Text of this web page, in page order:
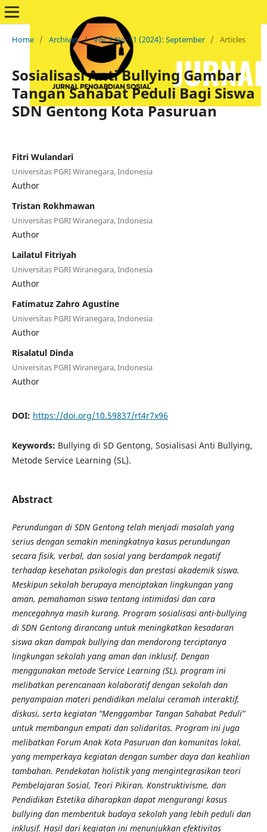
Home / Archives / Vol. 1 No. 11 (2024): September / Articles
Sosialisasi Anti Bullying Gambar
Tangan Sahabat Peduli Bagi Siswa
SDN Gentong Kota Pasuruan
Fitri Wulandari
Universitas PGRI Wiranegara, Indonesia
Author
Tristan Rokhmawan
Universitas PGRI Wiranegara, Indonesia
Author
Lailatul Fitriyah
Universitas PGRI Wiranegara, Indonesia
Author
Fatimatuz Zahro Agustine
Universitas PGRI Wiranegara, Indonesia
Author
Risalatul Dinda
Universitas PGRI Wiranegara, Indonesia
Author
DOI: https://doi.org/10.59837/rt4r7x96
Keywords: Bullying di SD Gentong, Sosialisasi Anti Bullying,
Metode Service Learning (SL).
Abstract
Perundungan di SDN Gentong telah menjadi masalah yang
serius dengan semakin meningkatnya kasus perundungan
secara fisik, verbal, dan sosial yang berdampak negatif
terhadap kesehatan psikologis dan prestasi akademik siswa.
Meskipun sekolah berupaya menciptakan lingkungan yang
aman, pemahaman siswa tentang intimidasi dan cara
mencegahnya masih kurang. Program sosialisasi anti-bullying
di SDN Gentong dirancang untuk meningkatkan kesadaran
siswa akan dampak bullying dan mendorong terciptanya
lingkungan sekolah yang aman dan inklusif. Dengan
menggunakan metode Service Learning (SL), program ini
melibatkan perencanaan kolaboratif dengan sekolah dan
penyampaian materi pendidikan melalui ceramah interaktif,
diskusi, serta kegiatan “Menggambar Tangan Sahabat Peduli”
untuk membangun empati dan solidaritas. Program ini juga
melibatkan Forum Anak Kota Pasuruan dan komunitas lokal,
yang memperkaya kegiatan dengan sumber daya dan keahlian
tambahan. Pendekatan holistik yang mengintegrasikan teori
Pembelajaran Sosial, Teori Pikiran, Konstruktivisme, dan
Pendidikan Estetika diharapkan dapat mengurangi kasus
bullying dan membentuk budaya sekolah yang lebih peduli dan
inklusif. Hasil dari kegiatan ini menunjukkan efektivitas